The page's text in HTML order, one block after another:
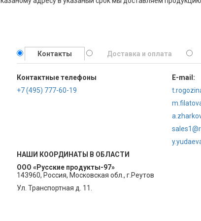
Контакты Доставка и оплата
Контактные телефоны
+7 (495) 777-60-19
E-mail:
НАШИ КООРДИНАТЫ В ОБЛАСТИ
ООО «Русские продукты-97»
143960, Россия, Московская обл., г.Реутов
Ул. Транспортная д. 11.